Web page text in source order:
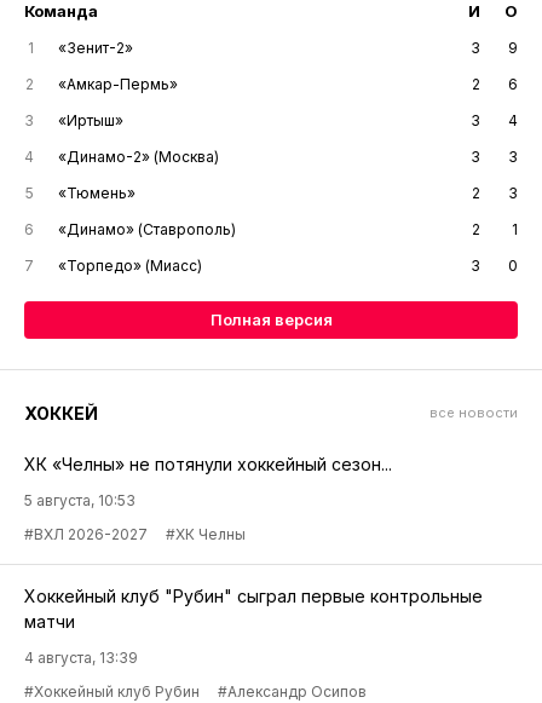
Команда И О
1 «Зенит-2» 3
9
2
«Амкар-Пермь» 2
6
3
«Иртыш» 3
4
4
«Динамо-2» (Москва) 3
3
5
«Тюмень» 2
3
6
«Динамо» (Ставрополь) 2
1
7
«Торпедо» (Миасс) 3 0
Полная версия
ХОККЕЙ все новости
ХК «Челны» не потянули хоккейный сезон...
5 августа, 10:53
#ВХЛ 2026-2027
#ХК Челны
Хоккейный клуб "Рубин" сыграл первые контрольные
матчи
4 августа, 13:39
#Хоккейный клуб Рубин
#Александр Осипов